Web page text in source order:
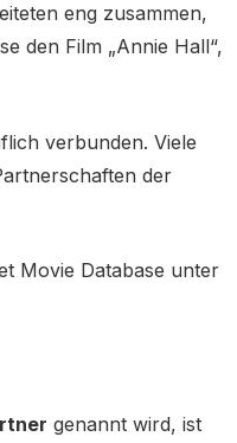
eng zusammen,
den Film „Annie Hall“,
verbunden. Viele
der
Movie Database unter
genannt wird, ist